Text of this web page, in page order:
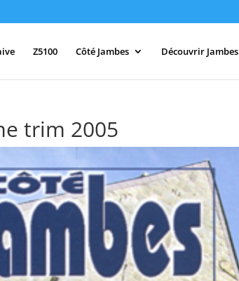
Z5100 Côté Jambes Découvrir Jambes
trim 2005